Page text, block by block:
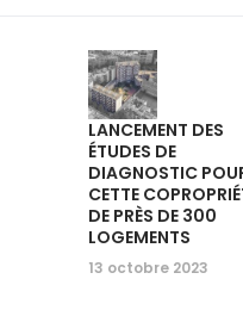
LANCEMENT DES
ÉTUDES DE
DIAGNOSTIC
CETTE
DE PRÈS DE 300
LOGEMENTS
13 octobre 2023